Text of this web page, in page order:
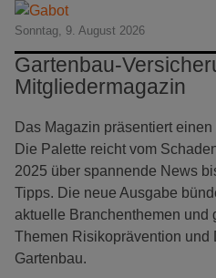
Sonntag, 9. August 2026
Gartenbau-
Mitgliedermagazin
Das Magazin präsentiert
Die Palette reicht vom
2025 über spannende News
Tipps. Die neue Ausgabe
aktuelle Branchenthemen und
Themen Risikoprävention und
Gartenbau.